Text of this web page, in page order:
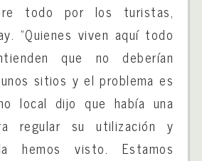
todo por los turistas,
“Quienes viven aquí todo
que no deberían
sitios y el problema es
local dijo que había una
regular su utilización y
hemos visto. Estamos